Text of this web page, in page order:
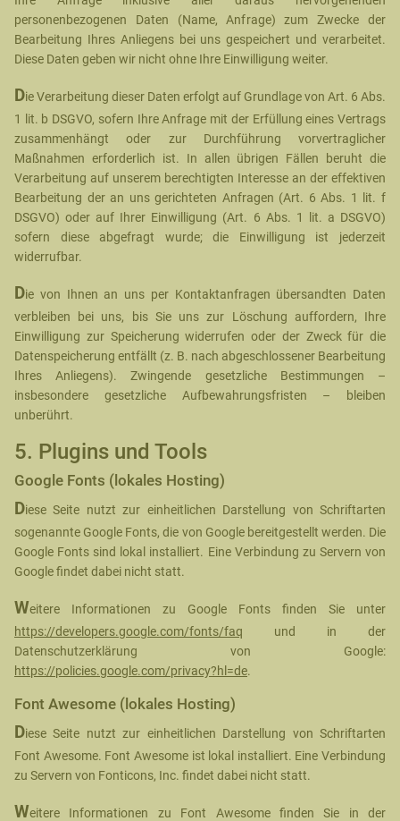
personenbezogenen Daten (Name, Anfrage) zum Zwecke der
Bearbeitung Ihres Anliegens bei uns gespeichert und verarbeitet.
Diese Daten geben wir nicht ohne Ihre Einwilligung weiter.
Die Verarbeitung dieser Daten erfolgt auf Grundlage von Art. 6 Abs.
1 lit. b DSGVO, sofern Ihre Anfrage mit der Erfüllung eines Vertrags
zusammenhängt oder zur Durchführung vorvertraglicher
Maßnahmen erforderlich ist. In allen übrigen Fällen beruht die
Verarbeitung auf unserem berechtigten Interesse an der effektiven
Bearbeitung der an uns gerichteten Anfragen (Art. 6 Abs. 1 lit. f
DSGVO) oder auf Ihrer Einwilligung (Art. 6 Abs. 1 lit. a DSGVO)
sofern diese abgefragt wurde; die Einwilligung ist jederzeit
widerrufbar.
Die von Ihnen an uns per Kontaktanfragen übersandten Daten
verbleiben bei uns, bis Sie uns zur Löschung auffordern, Ihre
Einwilligung zur Speicherung widerrufen oder der Zweck für die
Datenspeicherung entfällt (z. B. nach abgeschlossener Bearbeitung
Ihres Anliegens). Zwingende gesetzliche Bestimmungen –
insbesondere gesetzliche Aufbewahrungsfristen – bleiben
unberührt.
5. Plugins und Tools
Google Fonts (lokales Hosting)
Diese Seite nutzt zur einheitlichen Darstellung von Schriftarten
sogenannte Google Fonts, die von Google bereitgestellt werden. Die
Google Fonts sind lokal installiert. Eine Verbindung zu Servern von
Google findet dabei nicht statt.
Weitere Informationen zu Google Fonts finden Sie unter
https://developers.google.com/fonts/faq und in der
Datenschutzerklärung von Google:
https://policies.google.com/privacy?hl=de.
Font Awesome (lokales Hosting)
Diese Seite nutzt zur einheitlichen Darstellung von Schriftarten
Font Awesome. Font Awesome ist lokal installiert. Eine Verbindung
zu Servern von Fonticons, Inc. findet dabei nicht statt.
Weitere Informationen zu Font Awesome finden Sie in der